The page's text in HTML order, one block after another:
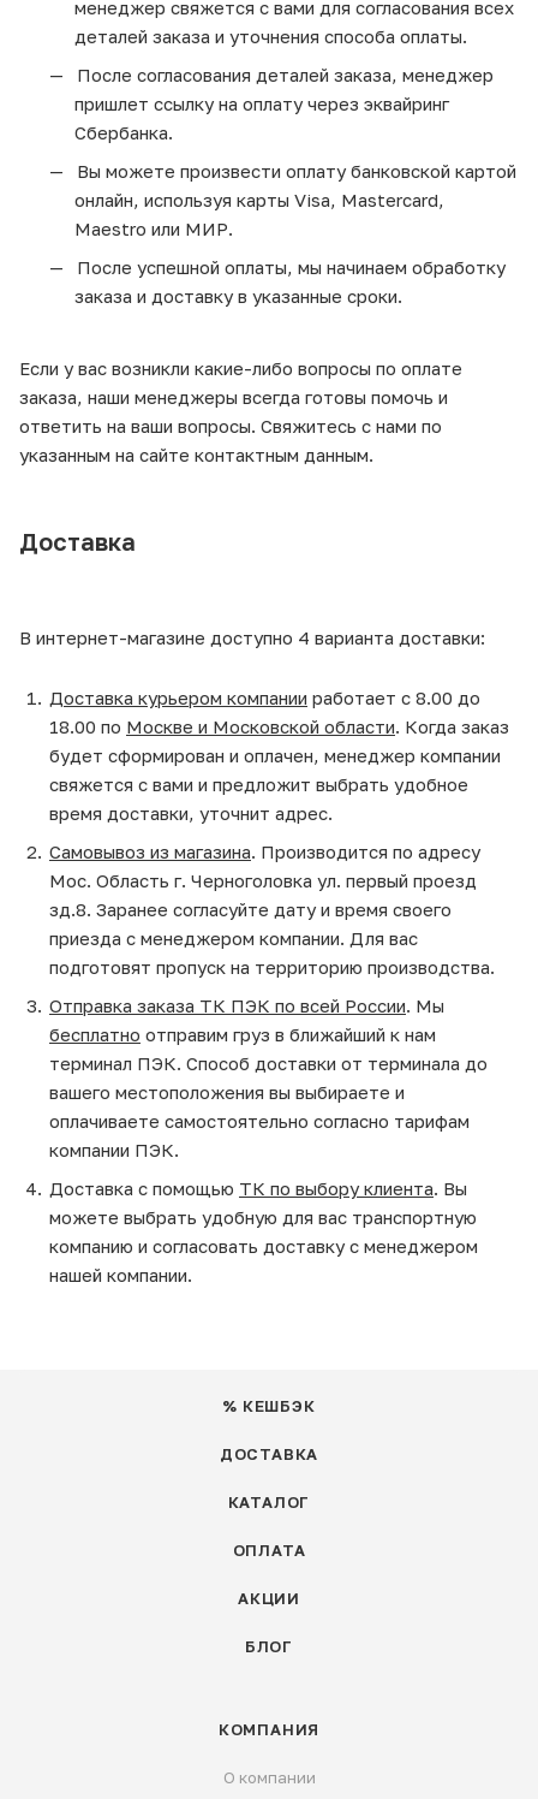
менеджер свяжется с вами для согласования всех
деталей заказа и уточнения способа оплаты.
После согласования деталей заказа, менеджер
пришлет ссылку на оплату через эквайринг
Сбербанка.
Вы можете произвести оплату банковской картой
онлайн, используя карты Visa, Mastercard,
Maestro или МИР.
После успешной оплаты, мы начинаем обработку
заказа и доставку в указанные сроки.
Если у вас возникли какие-либо вопросы по оплате
заказа, наши менеджеры всегда готовы помочь и
ответить на ваши вопросы. Свяжитесь с нами по
указанным на сайте контактным данным.
Доставка
В интернет-магазине доступно 4 варианта доставки:
Доставка курьером компании работает с 8.00 до
18.00 по Москве и Московской области. Когда заказ
будет сформирован и оплачен, менеджер компании
свяжется с вами и предложит выбрать удобное
время доставки, уточнит адрес.
Самовывоз из магазина. Производится по адресу
Мос. Область г. Черноголовка ул. первый проезд
зд.8. Заранее согласуйте дату и время своего
приезда с менеджером компании. Для вас
подготовят пропуск на территорию производства.
Отправка заказа ТК ПЭК по всей России. Мы
бесплатно отправим груз в ближайший к нам
терминал ПЭК. Способ доставки от терминала до
вашего местоположения вы выбираете и
оплачиваете самостоятельно согласно тарифам
компании ПЭК.
Доставка с помощью ТК по выбору клиента. Вы
можете выбрать удобную для вас транспортную
компанию и согласовать доставку с менеджером
нашей компании.
% КЕШБЭК
ДОСТАВКА
КАТАЛОГ
ОПЛАТА
АКЦИИ
БЛОГ
КОМПАНИЯ
О компании